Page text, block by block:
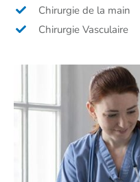
Chirurgie de la main
Chirurgie Vasculaire